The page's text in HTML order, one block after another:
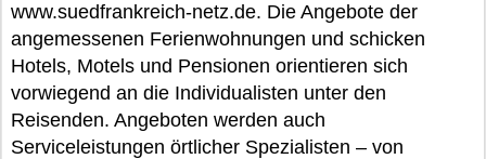
www.suedfrankreich-netz.de. Die Angebote der
angemessenen Ferienwohnungen und schicken
Hotels, Motels und Pensionen orientieren sich
vorwiegend an die Individualisten unter den
Reisenden. Angeboten werden auch
Serviceleistungen örtlicher Spezialisten – von